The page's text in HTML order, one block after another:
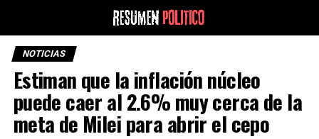
NOTICIAS
Estiman que la inflación núcleo
puede caer al 2.6% muy cerca de la
meta de Milei para abrir el cepo